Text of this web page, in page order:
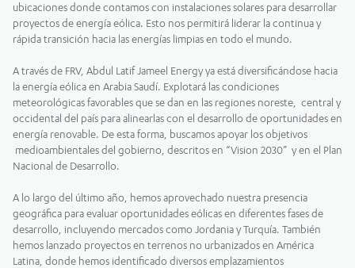
ubicaciones donde contamos con instalaciones solares para desarrollar
proyectos de energía eólica. Esto nos permitirá liderar la continua y
rápida transición hacia las energías limpias en todo el mundo.
A través de FRV, Abdul Latif Jameel Energy ya está diversificándose hacia
la energía eólica en Arabia Saudí. Explotará las condiciones
meteorológicas favorables que se dan en las regiones noreste, central y
occidental del país para alinearlas con el desarrollo de oportunidades en
energía renovable. De esta forma, buscamos apoyar los objetivos
medioambientales del gobierno, descritos en “Vision 2030” y en el Plan
Nacional de Desarrollo.
A lo largo del último año, hemos aprovechado nuestra presencia
geográfica para evaluar oportunidades eólicas en diferentes fases de
desarrollo, incluyendo mercados como Jordania y Turquía. También
hemos lanzado proyectos en terrenos no urbanizados en América
Latina, donde hemos identificado diversos emplazamientos